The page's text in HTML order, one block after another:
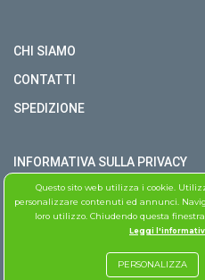
CHI SIAMO
CONTATTI
SPEDIZIONE
INFORMATIVA SULLA PRIVACY
COPYRIGHT © BIERRE STORE
TUTTI I DIRITTI RISERVATI
Questo sito web utilizza i cookie.
personalizzare contenuti ed annunci.
loro utilizzo. Chiudendo questa
Leggi
PERSONALIZZA